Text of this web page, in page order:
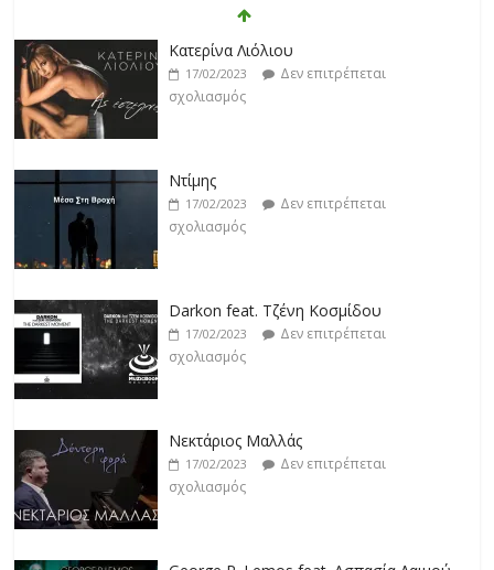
Κατερίνα Λιόλιου
17/02/2023
Δεν επιτρέπεται
σχολιασμός
Ντίμης
17/02/2023
Δεν επιτρέπεται
σχολιασμός
Darkon feat. Τζένη Κοσμίδου
17/02/2023
Δεν επιτρέπεται
σχολιασμός
Νεκτάριος Μαλλάς
17/02/2023
Δεν επιτρέπεται
σχολιασμός